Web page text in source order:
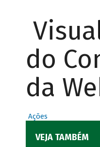
do
da
Ações
VEJA TAMBÉM